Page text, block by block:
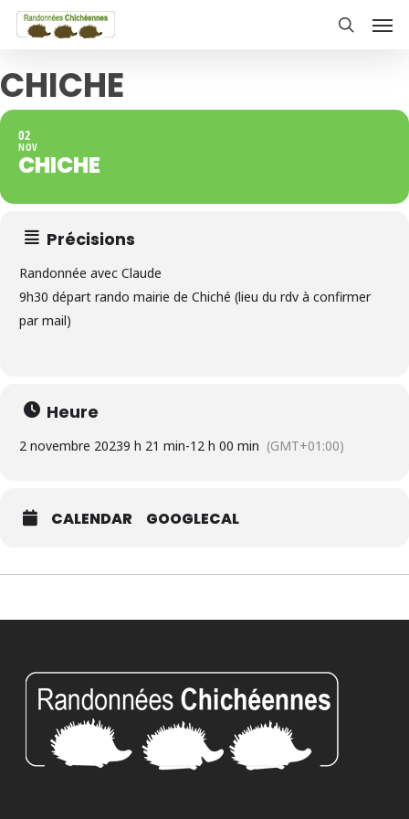
Skip
content
CHICHE
02
NOV
CHICHE
Précisions
Randonnée avec Claude
9h30 départ rando mairie de Chiché (lieu du rdv à confirmer
par mail)
Heure
2 novembre 20239 h 21 min-12 h 00 min (GMT+01:00)
CALENDAR GOOGLECAL